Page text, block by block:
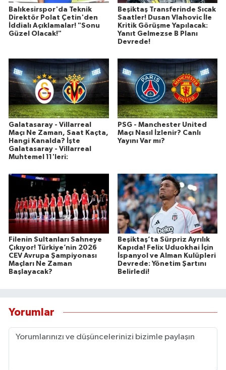
Balıkesirspor'da Teknik
Direktör Polat Çetin'den
İddialı Açıklamalar! "Sonu
Güzel Olacak!"
Beşiktaş Transferinde Sıcak
Saatler! Dusan Vlahovic İle
Kritik Görüşme Yapılacak:
Yanıt Gelmezse B Planı
Devrede!
Galatasaray - Villarreal
Maçı Ne Zaman, Saat Kaçta,
Hangi Kanalda? İşte
Galatasaray - Villarreal
Muhtemel 11'leri:
PSG - Manchester United
Maçı Nasıl İzlenir? Canlı
Yayını Var mı?
Filenin Sultanları Sahneye
Çıkıyor! Türkiye’nin 2026
CEV Avrupa Şampiyonası
Maçları Ne Zaman
Başlayacak?
Beşiktaş’ta Sürpriz Ayrılık
Kapıda! Felix Uduokhai İçin
İspanyol ve Alman Kulüpleri
Devrede: Yönetim Şartını
Belirledi!
Yorumlar